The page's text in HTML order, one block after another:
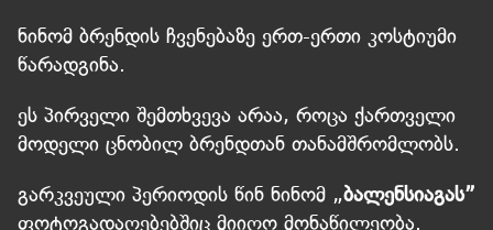
ნინომ ბრენდის ჩვენებაზე ერთ-ერთი კოსტიუმი
წარადგინა.
ეს პირველი შემთხვევა არაა, როცა ქართველი
მოდელი ცნობილ ბრენდთან თანამშრომლობს.
გარკვეული პერიოდის წინ ნინომ „ბალენსიაგას”
ფოტოგადაღებებშიც მიიღო მონაწილეობა.